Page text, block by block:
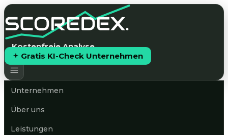
Kostenfreie Analyse
Gratis KI-Check Unternehmen
Unternehmen
Über uns
Leistungen